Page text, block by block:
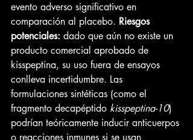
evento adverso significativo en
comparación al placebo. Riesgos
potenciales: dado que aún no existe un
producto comercial aprobado de
kisspeptina, su uso fuera de ensayos
conlleva incertidumbre. Las
formulaciones sintéticas (como el
fragmento decapéptido kisspeptina-10)
podrían teóricamente inducir anticuerpos
o reacciones inmunes si se usan